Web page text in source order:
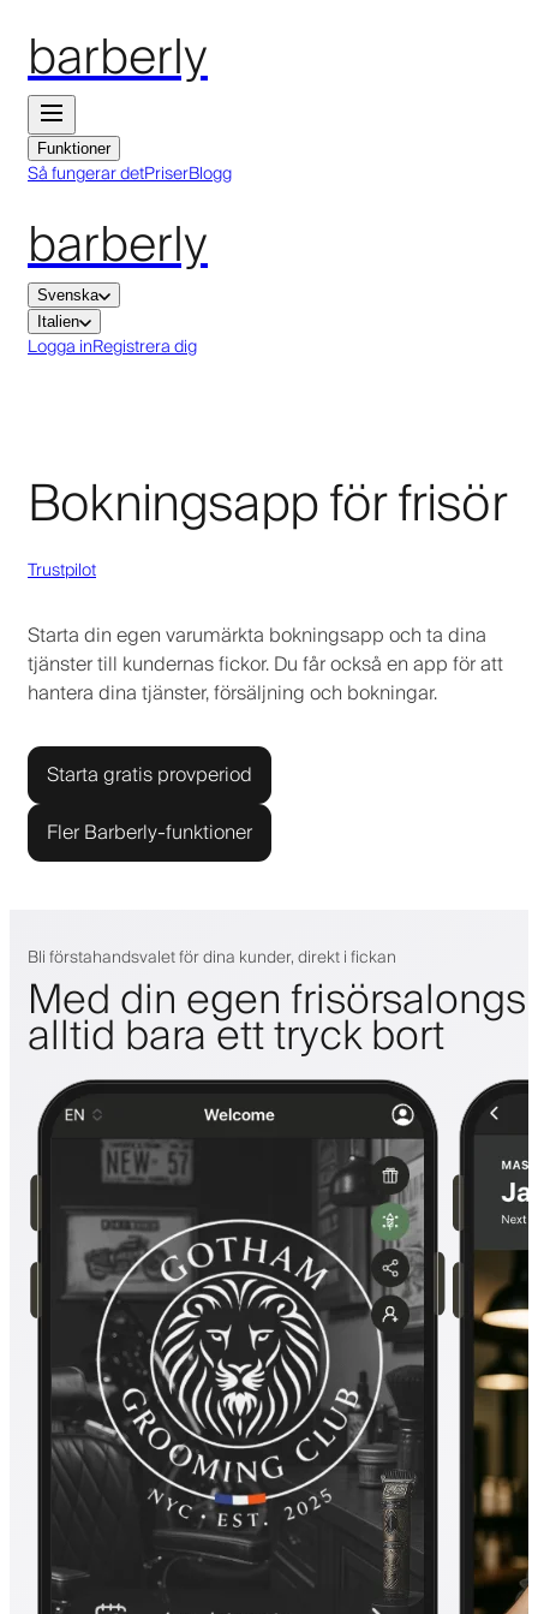
barberly
Funktioner
Så fungerar detPriserBlogg
barberly
Svenska
Italien
Logga inRegistrera dig
Bokningsapp för frisör
Trustpilot
Starta din egen varumärkta bokningsapp och ta dina
tjänster till kundernas fickor. Du får också en app för att
hantera dina tjänster, försäljning och bokningar.
Starta gratis provperiod
Fler Barberly-funktioner
Bli förstahandsvalet för dina kunder, direkt i fickan
Med din egen
alltid bara ett tryck bort